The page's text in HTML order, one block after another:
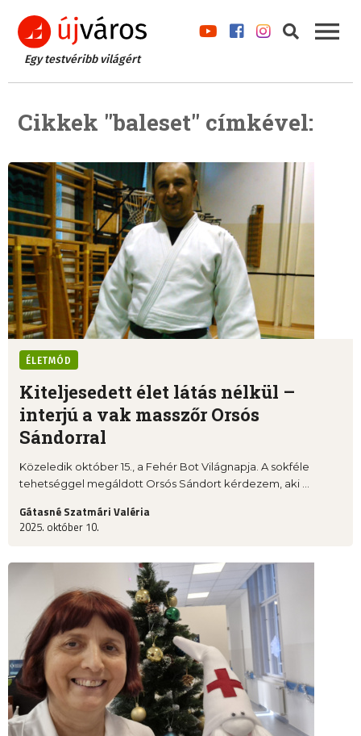
Egy testvéribb világért
Cikkek "baleset" címkével:
ÉLETMÓD
Kiteljesedett élet látás nélkül –
interjú a vak masszőr Orsós
Sándorral
Közeledik október 15., a Fehér Bot Világnapja. A sokféle
tehetséggel megáldott Orsós Sándort kérdezem, aki ...
Gátasné Szatmári Valéria
2025. október 10.